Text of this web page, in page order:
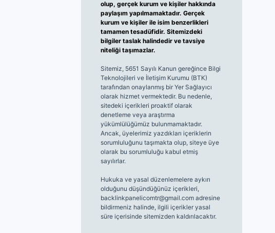
olup, gerçek kurum ve kişiler hakkında
paylaşım yapılmamaktadır. Gerçek
kurum ve kişiler ile isim benzerlikleri
tamamen tesadüfidir. Sitemizdeki
bilgiler taslak halindedir ve tavsiye
niteliği taşımazlar.
Sitemiz, 5651 Sayılı Kanun gereğince Bilgi
Teknolojileri ve İletişim Kurumu (BTK)
tarafından onaylanmış bir Yer Sağlayıcı
olarak hizmet vermektedir. Bu nedenle,
sitedeki içerikleri proaktif olarak
denetleme veya araştırma
yükümlülüğümüz bulunmamaktadır.
Ancak, üyelerimiz yazdıkları içeriklerin
sorumluluğunu taşımakta olup, siteye üye
olarak bu sorumluluğu kabul etmiş
sayılırlar.
Hukuka ve yasal düzenlemelere aykırı
olduğunu düşündüğünüz içerikleri,
backlinkpanelicomtr@gmail.comadresine
bildirmeniz halinde, ilgili içerikler yasal
süre içerisinde sitemizden kaldırılacaktır.